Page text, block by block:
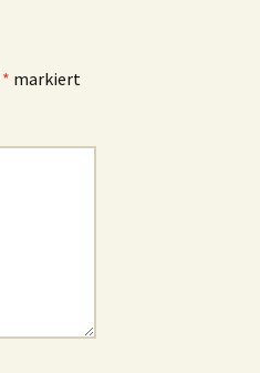
* markiert